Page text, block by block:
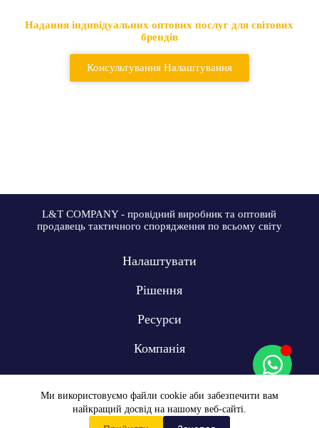
Ми використовуємо файли cookie аби забезпечити вам
найкращий досвід на нашому веб-сайті.
Надання індивідуальних оптових послуг для світових
брендів
Консультування Налаштування
L&T COMPANY - провідний виробник та оптовий
продавець тактичного спорядження по всьому світу
Налаштувати
Рішення
Ресурси
Компанія